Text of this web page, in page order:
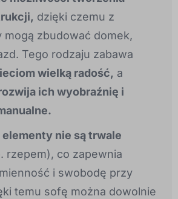
dzięki czemu z
zbudować domek,
Tego rodzaju zabawa
wielką radość, a
ich wyobraźnię i
nie są trwale
rzepem), co zapewnia
i swobodę przy
temu sofę można dowolnie